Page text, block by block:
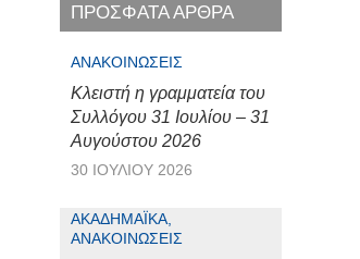
ΠΡΟΣΦΑΤΑ ΑΡΘΡΑ
ΑΝΑΚΟΙΝΏΣΕΙΣ
Κλειστή η γραμματεία του
Συλλόγου 31 Ιουλίου – 31
Αυγούστου 2026
30 ΙΟΥΛΊΟΥ 2026
ΑΚΑΔΗΜΑΪΚΆ,
ΑΝΑΚΟΙΝΏΣΕΙΣ